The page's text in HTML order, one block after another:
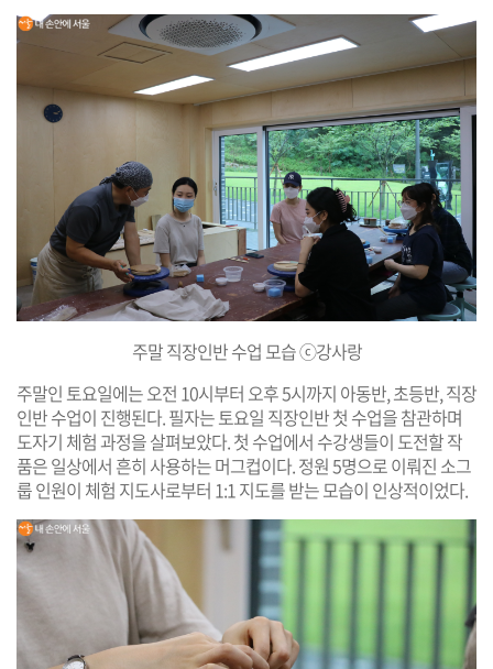
주말 직장인반 수업 모습 ⓒ강사랑
주말인 토요일에는 오전 10시부터 오후 5시까지 아동반, 초등반, 직장
인반 수업이 진행된다. 필자는 토요일 직장인반 첫 수업을 참관하며
도자기 체험 과정을 살펴보았다. 첫 수업에서 수강생들이 도전할 작
품은 일상에서 흔히 사용하는 머그컵이다. 정원 5명으로 이뤄진 소그
룹 인원이 체험 지도사로부터 1:1 지도를 받는 모습이 인상적이었다.